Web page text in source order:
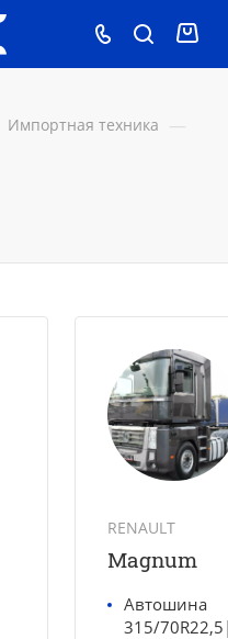
Импортная техника —
RENAULT
Magnum
Автошина
315/